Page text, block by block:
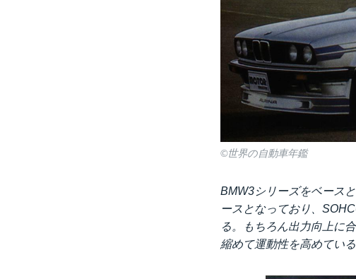
©世界の自動車年鑑
BMW3シリーズをベース
ースとなっており、
る。もちろん出力向上に
縮めて運動性を高めている